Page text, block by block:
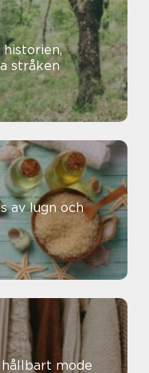
stråken
av lugn och
mode